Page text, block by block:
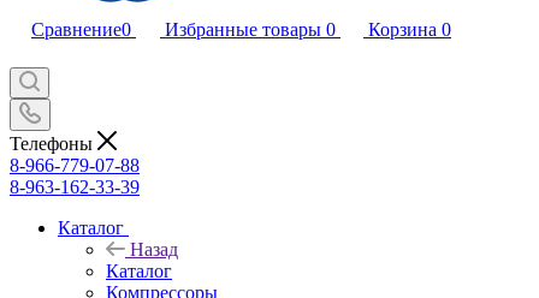
Сравнение0 Избранные товары 0 Корзина 0
Телефоны
8-966-779-07-88
8-963-162-33-39
Каталог
Назад
Каталог
Компрессоры